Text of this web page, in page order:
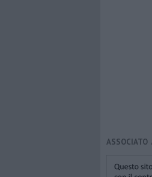
ASSOCIATO